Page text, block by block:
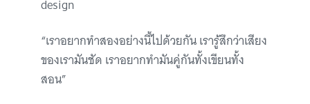
design
“เราอยากทำสองอย่างนี้ไปด้วยกัน เรารู้สึกว่าเสียง
ของเรามันชัด เราอยากทำมันคู่กันทั้งเขียนทั้ง
สอน”